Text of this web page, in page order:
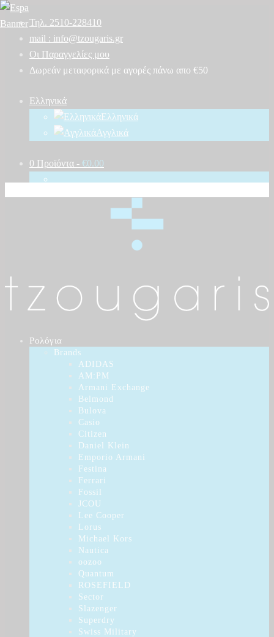
Τηλ. 2510-228410
mail : info@tzougaris.gr
Οι Παραγγελίες μου
Δωρεάν μεταφορικά με αγορές πάνω απο €50
Ελληνικά
Ελληνικά
Αγγλικά
0 Προϊόντα - €0.00
Ρολόγια
Brands
ADIDAS
AM:PM
Armani Exchange
Belmond
Bulova
Casio
Citizen
Daniel Klein
Emporio Armani
Festina
Ferrari
Fossil
JCOU
Lee Cooper
Lorus
Michael Kors
Nautica
oozoo
Quantum
ROSEFIELD
Sector
Slazenger
Superdry
Swiss Military